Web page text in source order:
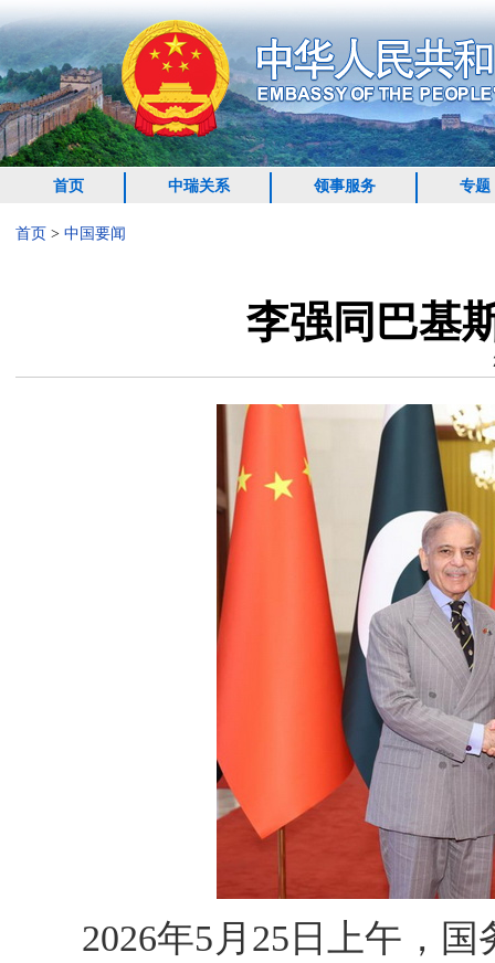
首页 中瑞关系 领事服务 专题
首页 > 中国要闻
李强同巴基
2026年5月25日上午，